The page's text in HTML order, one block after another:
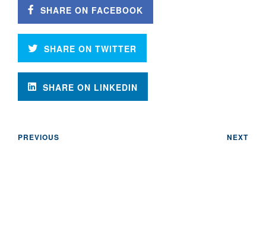
SHARE ON FACEBOOK
SHARE ON TWITTER
SHARE ON LINKEDIN
PREVIOUS NEXT